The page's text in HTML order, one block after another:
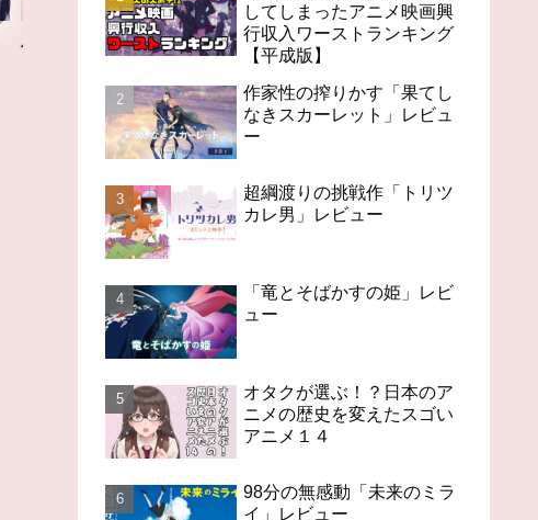
て
98分の無感動「未来のミ
ライ」レビュー
オタクが選ぶ！？日本の
アニメの歴史を変えたス
ゴいアニメ１４
してしまったアニメ映画興
行収入ワーストランキング
【平成版】
作家性の搾りかす「果てし
なきスカーレット」レビュ
ー
超綱渡りの挑戦作「トリツ
カレ男」レビュー
「竜とそばかすの姫」レビ
ュー
オタクが選ぶ！？日本のア
ニメの歴史を変えたスゴい
アニメ１４
98分の無感動「未来のミラ
イ」レビュー